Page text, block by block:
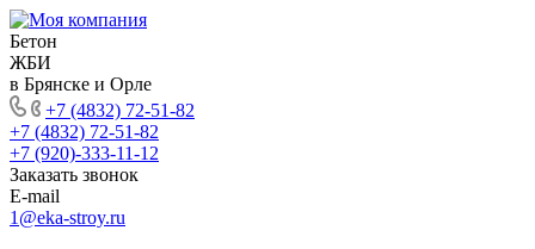
Бетон
ЖБИ
в Брянске и Орле
+7 (4832) 72-51-82
+7 (4832) 72-51-82
+7 (920)-333-11-12
Заказать звонок
E-mail
1@eka-stroy.ru